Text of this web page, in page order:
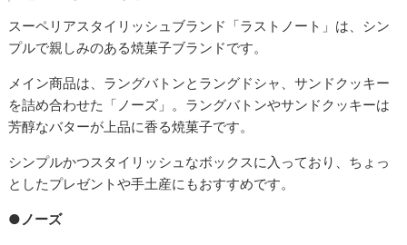
スーペリアスタイリッシュブランド「ラストノート」は、シン
プルで親しみのある焼菓子ブランドです。
メイン商品は、ラングバトンとラングドシャ、サンドクッキー
を詰め合わせた「ノーズ」。ラングバトンやサンドクッキーは
芳醇なバターが上品に香る焼菓子です。
シンプルかつスタイリッシュなボックスに入っており、ちょっ
としたプレゼントや手土産にもおすすめです。
●ノーズ